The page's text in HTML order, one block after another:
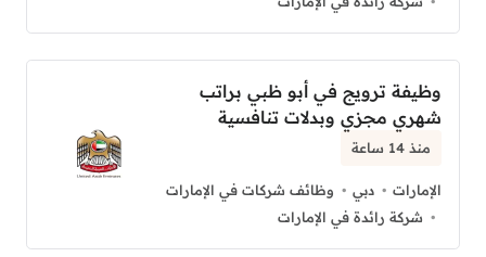
وظيفة ترويج في أبو ظبي براتب
شهري مجزي وبدلات تنافسية
منذ 14 ساعة
الإمارات دبي
وظائف شركات في الإمارات
شركة رائدة في الإمارات